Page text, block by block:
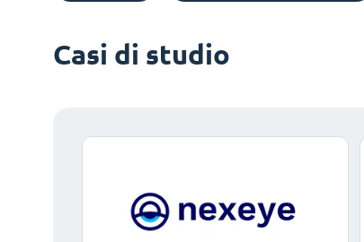
Casi di studio